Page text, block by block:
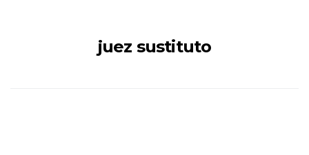
juez sustituto